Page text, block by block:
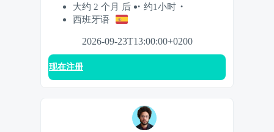
大约 2 个月 后
约1小时
西班牙语
2026-09-23T13:00:00+0200
现在注册